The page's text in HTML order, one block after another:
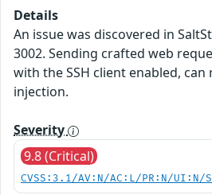
Details
An issue was discovered in
3002. Sending crafted web
with the SSH client enabled, can
injection.
Severity
9.8 (Critical)
CVSS:3.1/AV:N/AC:L/PR:N/